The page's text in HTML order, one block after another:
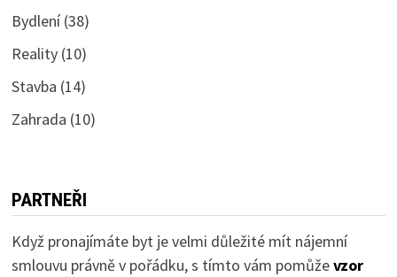
Bydlení(38)
Reality(10)
Stavba (14)
Zahrada (10)
PARTNEŘI
Když pronajímáte byt je velmi důležité mít nájemní
smlouvu právně v pořádku, s tímto vám pomůževzor